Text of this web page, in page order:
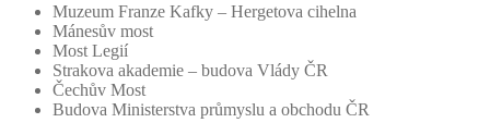
Muzeum Franze Kafky – Hergetova cihelna
Mánesův most
Most Legií
Strakova akademie – budova Vlády ČR
Čechův Most
Budova Ministerstva průmyslu a obchodu ČR